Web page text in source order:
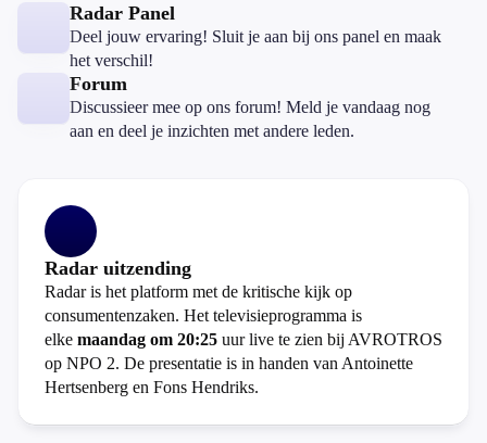
Radar Panel
Deel jouw ervaring! Sluit je aan bij ons panel en maak
het verschil!
Forum
Discussieer mee op ons forum! Meld je vandaag nog
aan en deel je inzichten met andere leden.
Radar uitzending
Radar is het platform met de kritische kijk op
consumentenzaken. Het televisieprogramma is
elke maandag om 20:25 uur live te zien bij AVROTROS
op NPO 2. De presentatie is in handen van Antoinette
Hertsenberg en Fons Hendriks.